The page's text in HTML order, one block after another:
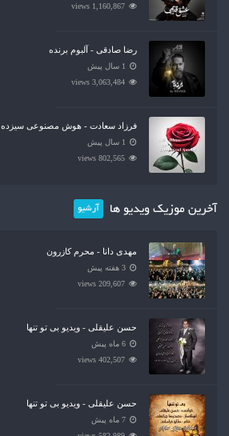
1,160,867 views
رضا صادقی - آلبوم برنده
1 سال پیش
3,063,484 views
فرزاد سعادت - هوش مصنوعی سیزده
1 سال پیش
802,565 views
آخرین موزیک ویدیو ها آرشیو
مهدی دانا - محرم کازرون
3 هفته پیش
209,607 views
حسن علیقلی - ویدیو بی تو تنها
6 ماه پیش
402,507 views
حسن علیقلی - ویدیو بی تو تنها
7 ماه پیش